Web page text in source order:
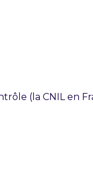
(la CNIL en